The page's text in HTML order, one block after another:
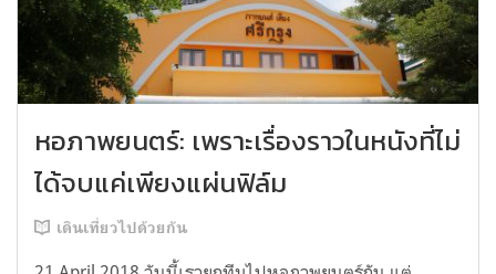
หอภาพยนตร์: เพราะเรื่องราวในหนังที่ไม่
ได้จบแค่เพียงแผ่นฟิล์ม
เดินเที่ยวไปด้วยกัน